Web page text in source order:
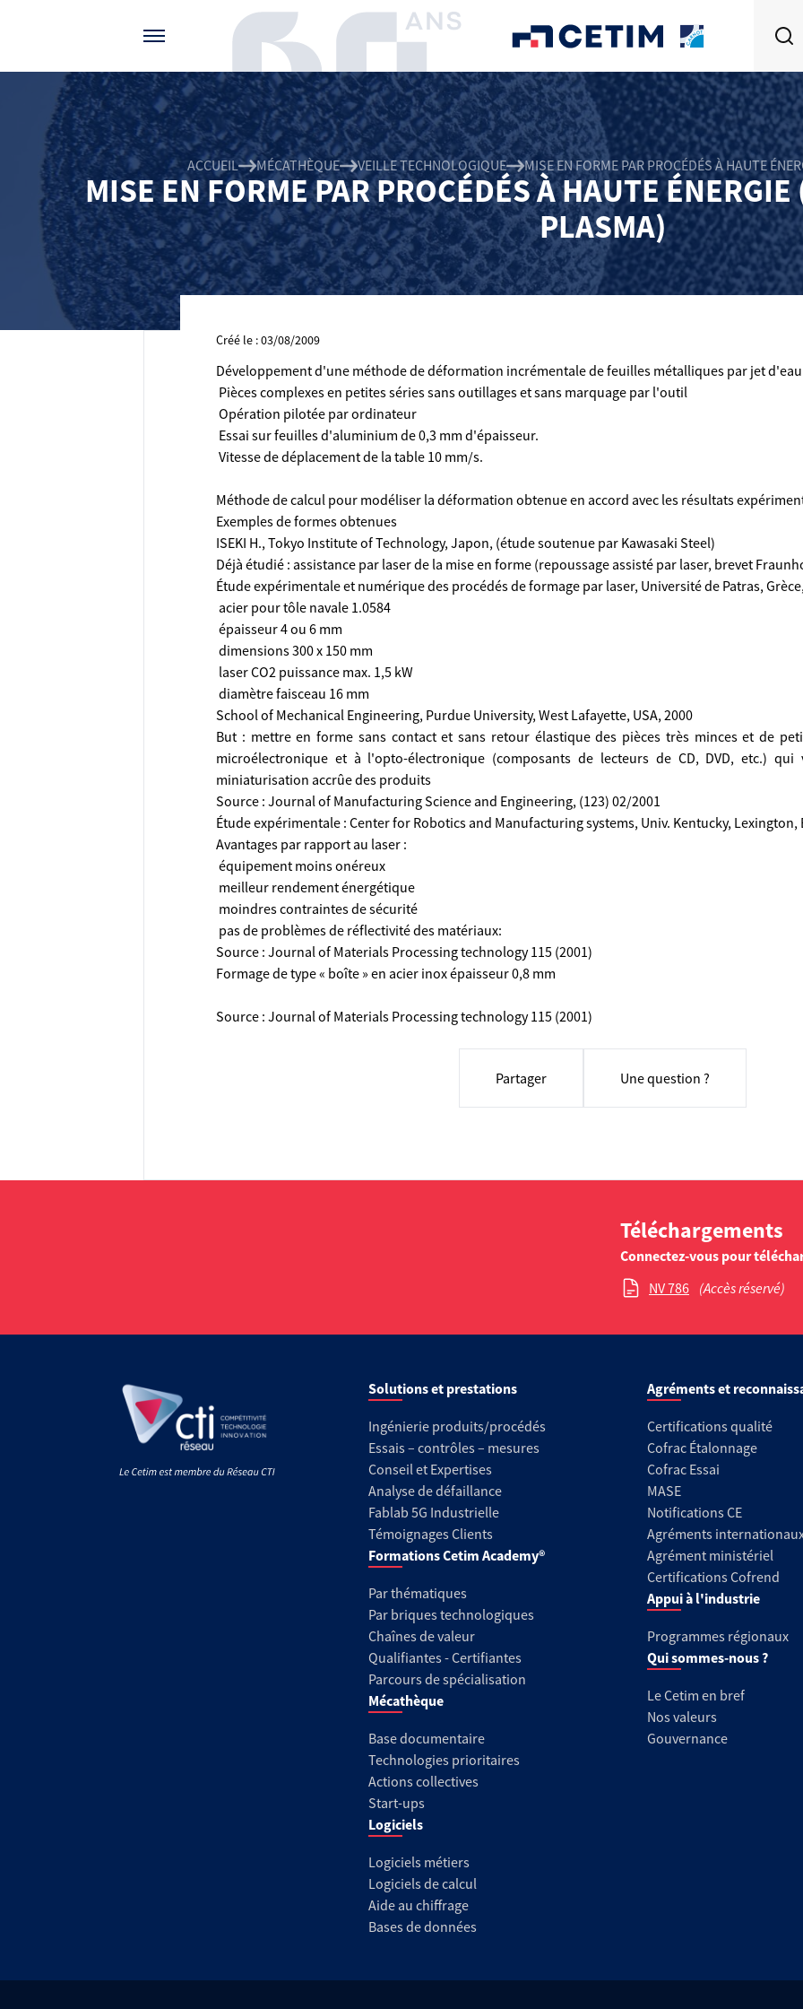
ACCUEIL MÉCATHÈQUE VEILLE TECHNOLOGIQUE MISE EN FORME PAR PROCÉDÉS À HAUTE
MISE EN FORME PAR PROCÉDÉS À HAUTE
PLASMA)
Créé le : 03/08/2009
Développement d'une méthode de déformation incrémentale de feuilles métalliques par jet
 Pièces complexes en petites séries sans outillages et sans marquage par l'outil
 Opération pilotée par ordinateur
 Essai sur feuilles d'aluminium de 0,3 mm d'épaisseur.
 Vitesse de déplacement de la table 10 mm/s.
Méthode de calcul pour modéliser la déformation obtenue en accord avec les résultats
Exemples de formes obtenues
ISEKI H., Tokyo Institute of Technology, Japon, (étude soutenue par Kawasaki Steel)
Déjà étudié : assistance par laser de la mise en forme (repoussage assisté par laser, brevet
Étude expérimentale et numérique des procédés de formage par laser, Université de Patras,
 acier pour tôle navale 1.0584
 épaisseur 4 ou 6 mm
 dimensions 300 x 150 mm
 laser CO2 puissance max. 1,5 kW
 diamètre faisceau 16 mm
School of Mechanical Engineering, Purdue University, West Lafayette, USA, 2000
But : mettre en forme sans contact et sans retour élastique des pièces très minces et de
microélectronique et à l'opto-électronique (composants de lecteurs de CD, DVD, etc.)
miniaturisation accrûe des produits
Source : Journal of Manufacturing Science and Engineering, (123) 02/2001
Étude expérimentale : Center for Robotics and Manufacturing systems, Univ. Kentucky, Lexington,
Avantages par rapport au laser :
 équipement moins onéreux
 meilleur rendement énergétique
 moindres contraintes de sécurité
 pas de problèmes de réflectivité des matériaux:
Source : Journal of Materials Processing technology 115 (2001)
Formage de type « boîte » en acier inox épaisseur 0,8 mm
Source : Journal of Materials Processing technology 115 (2001)
Partager Une question ?
Téléchargements
Connectez-vous pour
NV 786 (Accès réservé)
Solutions et prestations
Ingénierie produits/procédés
Essais – contrôles – mesures
Conseil et Expertises
Analyse de défaillance
Fablab 5G Industrielle
Témoignages Clients
Formations Cetim Academy®
Par thématiques
Par briques technologiques
Chaînes de valeur
Qualifiantes - Certifiantes
Parcours de spécialisation
Mécathèque
Base documentaire
Technologies prioritaires
Actions collectives
Start-ups
Logiciels
Logiciels métiers
Logiciels de calcul
Aide au chiffrage
Bases de données
Agréments et
Certifications qualité
Cofrac Étalonnage
Cofrac Essai
MASE
Notifications CE
Agréments
Agrément ministériel
Certifications Cofrend
Appui à l'industrie
Programmes régionaux
Qui sommes-nous ?
Le Cetim en bref
Nos valeurs
Gouvernance